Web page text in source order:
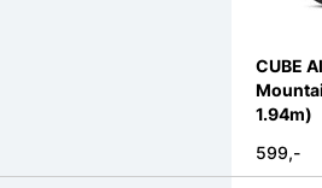
CUBE
1.94m)
599,-